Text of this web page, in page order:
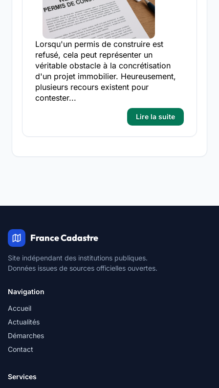
Lorsqu'un permis de construire est
refusé, cela peut représenter un
véritable obstacle à la concrétisation
d'un projet immobilier. Heureusement,
plusieurs recours existent pour
contester...
Lire la suite
France Cadastre
Site indépendant des institutions publiques.
Données issues de sources officielles ouvertes.
Navigation
Accueil
Actualités
Démarches
Contact
Services